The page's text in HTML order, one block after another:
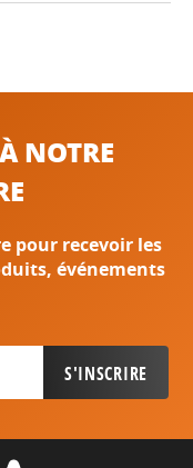
NOTRE
pour recevoir les
événements